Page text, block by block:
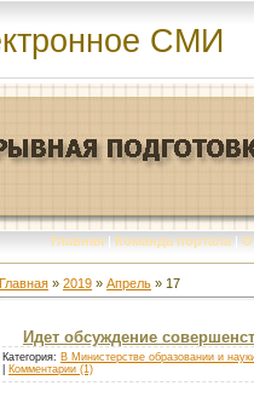
СМИ
Главная | Команда портала | О
Главная » 2019 » Апрель » 17
Идет обсуждение
Категория: В Министерстве образовании и
Комментарии (1)